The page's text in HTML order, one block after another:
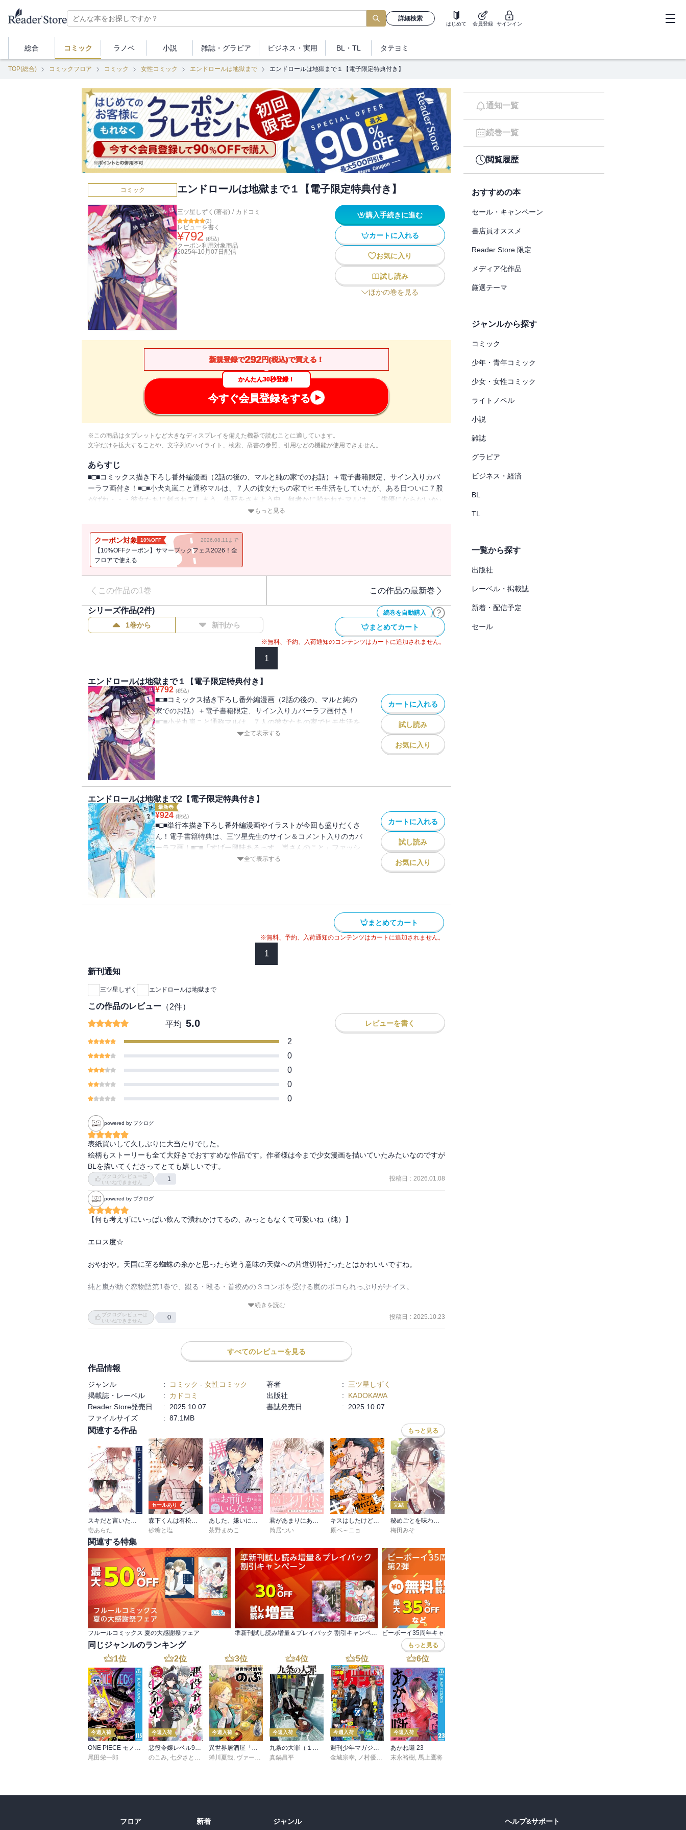
詳細検索
はじめて 会員登録 サインイン
総合 コミック ラノベ 小説 雑誌・ グラビア ビジネス ・実用 BL・TL タテヨミ
TOP(総合) コミックフロア コミック 女性コミック エンドロールは地獄まで エンドロールは地獄まで１【電子限定特典付き】
コミック エンドロールは地獄まで１【電子限定特典付き】
三ツ星しずく(著者) / カドコミ
(2)
レビューを書く
¥792 (税込)
クーポン利用対象商品
2025年10月07日 配信
購入手続きに進む
カートに入れる
お気に入り
試し読み
ほかの巻を見る
新規登録で292円(税込)で買える！
かんたん30秒登録！
今すぐ会員登録をする
※この商品はタブレットなど大きなディスプレイを備えた機器で読むことに適しています。
文字だけを拡大することや、文字列のハイライト、検索、辞書の参照、引用などの機能が使用できません。
あらすじ
■□■コミックス描き下ろし番外編漫画（2話の後の、マルと純の家でのお話）＋電子書籍限定、サイン入りカバ
ーラフ画付き！■□■小犬丸嵐こと通称マルは、７人の彼女たちの家でヒモ生活をしていたが、ある日ついに７股
がばれ・・・彼女たちに刺されてしまう。生死をさまよう中、何者かに拾われたマルは、「俳優にならないか」
と誘いを受ける。マルを拾った男・純は、一流芸能事務所『スノーライトプロダクション』のマネージャーだっ
も引き込まれ・・・マルは、芸能人生活の魅力にはまっていってしまう。そんなある日、純の言いつけを守ら
ず、有名スポンサーの娘に手を出してしまったマルだが、純の様子がいつもと違っていて・・・？天国への道標
が、地獄への片道切符に変わる――！サイコパスクズマネージャー×遊び人チャラクズ芸能人の、芸能界BL！
もっと見る
クーポン対象 10%OFF 2026.08.11まで
【10%OFFクーポン】サマーブックフェス2026！全
フロアで使える
この作品の1巻 この作品の最新巻
続巻を自動購入
シリーズ作品(2件)
1巻から 新刊から まとめてカート
※無料、予約、入荷通知のコンテンツはカートに追加されません。
1
エンドロールは地獄まで１【電子限定特典付き】
¥792 (税込)
■□■コミックス描き下ろし番外編漫画（2話の後の、マルと純の
家でのお話）＋電子書籍限定、サイン入りカバーラフ画付き！
■□■小犬丸嵐こと通称マルは、７人の彼女たちの家でヒモ生活を
していたが、ある日ついに７股がばれ・・・彼女たちに刺されて
の保証や、女遊び継続OKの条件の良さにも引き込まれ・・・マ
ルは、芸能人生活の魅力にはまっていってしまう。そんなある
日、純の言いつけを守らず、有名スポンサーの娘に手を出してし
まったマルだが、純の様子がいつもと違っていて・・・？天国へ
の道標が、地獄への片道切符に変わる――！サイコパスクズマネ
ージャー×遊び人チャラクズ芸能人の、芸能界BL！
全て表示する
カートに入れる
試し読み
お気に入り
エンドロールは地獄まで2【電子限定特典付き】
最新巻
¥924 (税込)
■□■単行本描き下ろし番外編漫画やイラストが今回も盛りだくさ
ん！電子書籍特典は、三ツ星先生のサイン＆コメント入りのカバ
ーラフ画！■□■「すげー興味あるっす、嵐さんのこと」ファッシ
ョンショーに参加し、ランウェイを歩くことになったマル。そこ
で・・・？「嫉妬」という感情を新たに知ってしまった、サイコ
パスクズマネージャーの劣情が女たらしクズを襲う――！芸能界
全て表示する
カートに入れる
試し読み
お気に入り
まとめてカート
※無料、予約、入荷通知のコンテンツはカートに追加されません。
1
新刊通知
三ツ星しずく エンドロールは地獄まで
この作品のレビュー （2件）
平均 5.0 レビューを書く
2
0
0
0
0
powered by ブクログ
表紙買いして久しぶりに大当たりでした。
絵柄もストーリーも全て大好きでおすすめな作品です。作者様は今まで少女漫画を描いていたみたいなのですが
BLを描いてくださってとても嬉しいです。
ブクログレビューは
いいねできません
1 投稿日 : 2026.01.08
powered by ブクログ
【何も考えずにいっぱい飲んで潰れかけてるの、みっともなくて可愛いね（純）】
エロス度☆
おやおや。天国に至る蜘蛛の糸かと思ったら違う意味の天獄への片道切符だったとはかわいいですね。
純と嵐が紡ぐ恋物語第1巻で、蹴る・殴る・首絞めの３コンボを受ける嵐のボコられっぷりがナイス。
特に、純の優しそうに見えて本性は変態サド野郎のサイコパスなキャラがツボり、嵐に対する執着や描き下ろし
で見せるようなドン引きするような行為までしちゃうのがたまりません。
嵐も純のヤバさに戦慄するも単純かつちょろいため未来のハッピーライフの為に純を利用することにしたり、演
続きを読む
ブクログレビューは
いいねできません
0 投稿日 : 2025.10.23
すべてのレビューを見る
作品情報
ジャンル : コミック - 女性コミック 著者 :
三ツ星しずく
掲載誌・レーベル
: カドコミ 出版社 :
KADOKAWA
Reader Store発売日
: 2025.10.07 書誌発売日 :
2025.10.07
ファイルサイズ
: 87.1MB
関連する作品 もっと見る
スキだと言いたいだけなのに【電子限定描き下ろし付き】
壱あらた
セールあり
森下くんは有松さんに夢中です
砂糖と塩
あした、嫌いになりたい【電子限定描き下ろし漫画付き】
茶野まめこ
君があまりにあますぎて
筒居つい
キスはしたけど友達だよな!?【コミックス版】
原ペ～ニョ
完結
秘めごとを味わって
梅田みそ
関連する特集
フルールコミックス 夏の大感謝祭フェア 準新刊試し読み増量＆プレイバック 割引キャンペーン ビーボーイ35周年キャンペーン 第2弾
同じジャンルのランキング もっと見る
1位
今週入荷
ONE PIECE モノクロ版 115
尾田栄一郎
2位
今週入荷
悪役令嬢レベル99 ～私は裏ボスですが魔王ではありません～ その６
のこみ, 七夕さとり Tea
3位
今週入荷
異世界居酒屋「のぶ」(22)
蝉川夏哉, ヴァージニア二等兵 ,
4位
今週入荷
九条の大罪（１７）
真鍋昌平
5位
今週入荷
週刊少年マガジン 2026年36・37号[2026年8月5日発売]
金城宗幸, ノ村優介 真島ヒロ,宮島礼吏,新川直司
6位
今週入荷
あかね噺 23
末永裕樹,馬上鷹将
通知一覧
続巻一覧
閲覧履歴
おすすめの本
セール・キャンペーン
書店員オススメ
Reader Store 限定
メディア化作品
厳選テーマ
ジャンルから探す
コミック
少年・青年コミック
少女・女性コミック
ライトノベル
小説
雑誌
グラビア
ビジネス・経済
BL
TL
一覧から探す
出版社
レーベル・掲載誌
新着・配信予定
セール
フロア 新着 ジャンル ヘルプ&サポート